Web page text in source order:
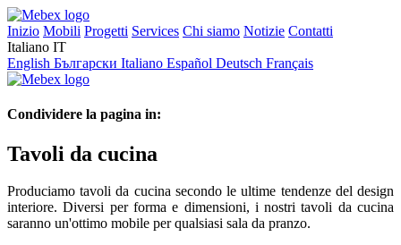
Inizio Mobili Progetti Services Chi siamo Notizie Contatti
Italiano IT
English Български Italiano Español Deutsch Français
Condividere la pagina in:
Tavoli da cucina
Produciamo tavoli da cucina secondo le ultime tendenze del design
interiore. Diversi per forma e dimensioni, i nostri tavoli da cucina
saranno un'ottimo mobile per qualsiasi sala da pranzo.